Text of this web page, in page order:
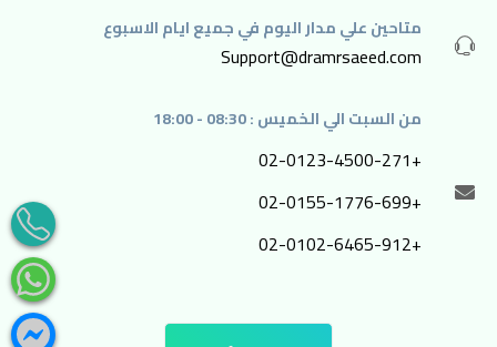
متاحين علي مدار اليوم في جميع ايام الاسبوع
Support@dramrsaeed.com
من السبت الي الخميس : 08:30 - 18:00
+02-0123-4500-271
+02-0155-1776-699
+02-0102-6465-912